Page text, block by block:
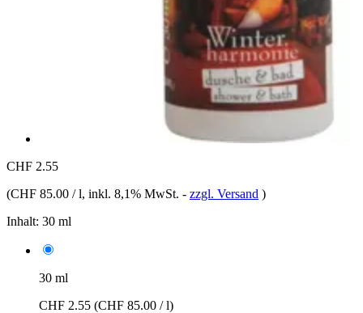
CHF 2.55
(CHF 85.00 / l, inkl. 8,1% MwSt. - zzgl. Versand )
Inhalt: 30 ml
30 ml
CHF 2.55 (CHF 85.00 / l)